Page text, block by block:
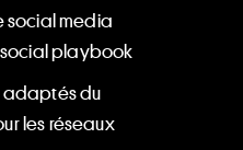
social media
social playbook
adaptés du
les réseaux